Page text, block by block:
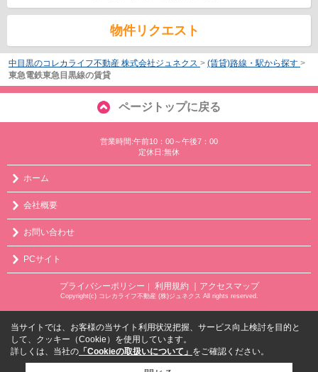
物件リクエスト
中目黒のコレカライフ不動産 株式会社ジュネクス > (賃貸)路線・駅から探す >
東急電鉄東急目黒線の賃貸
ページトップに戻る
営業時間:午前10：00～午後7：00
定休日:無休
ホーム
会社概要
お問い合わせ
PCサイト
プライバシーポリシー ｜ 利用規約 ｜アクセスマップ
Copyright(c) コレカライフ不動産 (株)ジュネクス All rights reserved.
当サイトでは、お客様の当サイト利用状況把握、サービス向上検討を目的と
して、クッキー（Cookie）を使用しています。
詳しくは、当社の 「Cookieの取扱いについて」 をご確認ください。